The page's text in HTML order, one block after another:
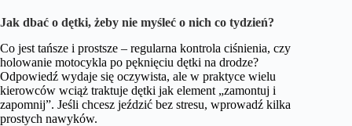
Jak dbać o dętki, żeby nie myśleć o nich co tydzień?
Co jest tańsze i prostsze – regularna kontrola ciśnienia, czy
holowanie motocykla po pęknięciu dętki na drodze?
Odpowiedź wydaje się oczywista, ale w praktyce wielu
kierowców wciąż traktuje dętki jak element „zamontuj i
zapomnij”. Jeśli chcesz jeździć bez stresu, wprowadź kilka
prostych nawyków.